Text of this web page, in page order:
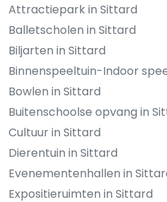
Attractiepark in Sittard
Balletscholen in Sittard
Biljarten in Sittard
Binnenspeeltuin-Indoor
Bowlen in Sittard
Buitenschoolse opvang in
Cultuur in Sittard
Dierentuin in Sittard
Evenementenhallen in
Expositieruimten in Sittard